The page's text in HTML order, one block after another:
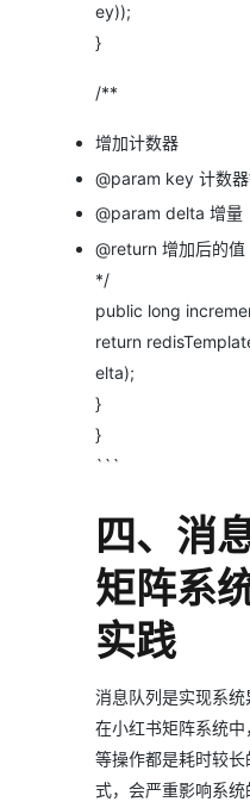
ey));
}
/**
增加计数器
@param key 计数
@param delta 增量
@return 增加后的值
*/
public long
return
elta);
}
}
```
四、消
矩阵系
实践
消息队列是实现系统
在小红书矩阵系统
等操作都是耗时较
式，会严重影响系